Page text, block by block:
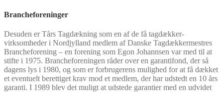
Brancheforeninger
Desuden er Tårs Tagdækning som en af de få tagdækker-
virksomheder i Nordjylland medlem af Danske Tagdækkermestres
Brancheforening – en forening som Egon Johannsen var med til at
stifte i 1975. Brancheforeningen råder over en garantifond, der så
dagens lys i 1980, og som er forbrugerens mulighed for at få dækket
et eventuelt berettiget krav mod et medlem, der har udstedt en 10 års
garanti. I 1989 blev det muligt at udstede garantier med en udvidet